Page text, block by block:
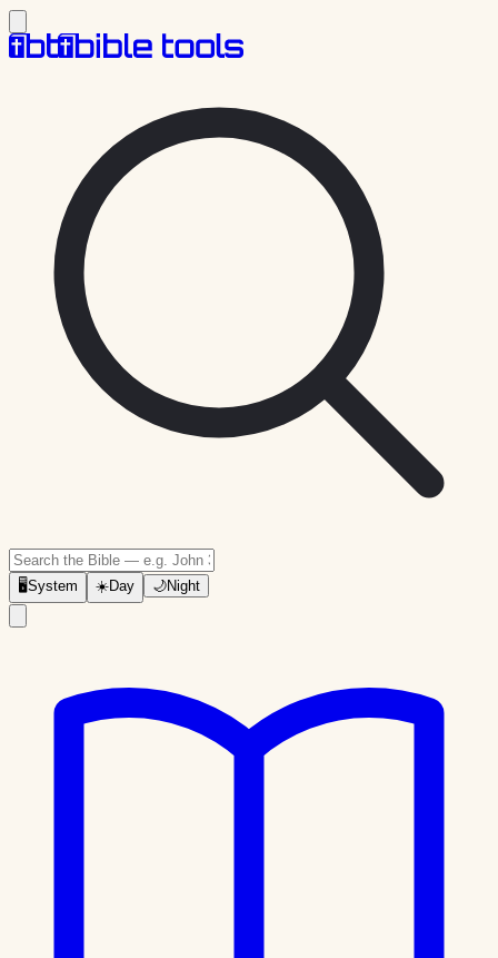
🖥System ☀️Day 🌙Night